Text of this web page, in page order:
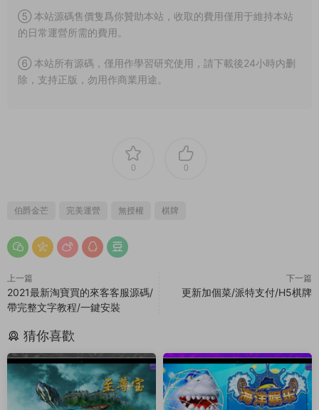
⑤ 本站源碼售價隻爲你贊助本站，收取的費用僅用于維持本站
的日常運營所需的費用。
⑥ 本站所有源碼，僅用作學習研究使用，請下載後24小時内删
除，支持正版，勿用作商業用途。
0 0
伯爵金芒 完美運營 無授權 棋牌
上一篇
2021最新淘寶買的來客客服源碼/
帶完整文字教程/一鍵安裝
下一篇
更新加個菜/派特支付/H5棋牌
猜你喜歡